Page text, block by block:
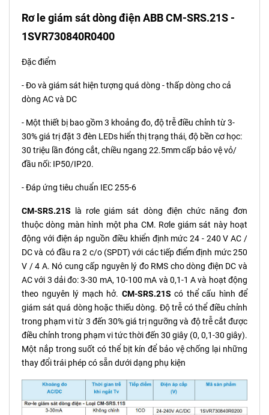
Rơ le giám sát dòng điện ABB CM-SRS.21S -
1SVR730840R0400
Đặc điểm
- Đo và giám sát hiện tượng quá dòng - thấp dòng cho cả
dòng AC và DC
- Một thiết bị bao gồm 3 khoảng đo, độ trễ điều chỉnh từ 3-
30% giá trị đặt 3 đèn LEDs hiển thị trạng thái, độ bền cơ học:
30 triệu lần đóng cắt, chiều ngang 22.5mm cấp bảo vệ vỏ/
đầu nối: IP50/IP20.
- Đáp ứng tiêu chuẩn IEC 255-6
CM-SRS.21S là rơle giám sát dòng điện chức năng đơn
thuộc dòng màn hình một pha CM. Rơle giám sát này hoạt
động với điện áp nguồn điều khiển định mức 24 - 240 V AC /
DC và có đầu ra 2 c/o (SPDT) với các tiếp điểm định mức 250
V / 4 A. Nó cung cấp nguyên lý đo RMS cho dòng điện DC và
AC với 3 dải đo: 3-30 mA, 10-100 mA và 0,1-1 A và hoạt động
theo nguyên lý mạch hở. CM-SRS.21S có thể cấu hình để
giám sát quá dòng hoặc thiếu dòng. Độ trễ có thể điều chỉnh
trong phạm vi từ 3 đến 30% giá trị ngưỡng và độ trễ cắt được
điều chỉnh trong phạm vi tức thời đến 30 giây (0, 0,1-30 giây).
Một nắp trong suốt có thể bịt kín để bảo vệ chống lại những
thay đổi trái phép có sẵn dưới dạng phụ kiện